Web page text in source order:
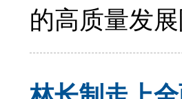
的高质量发